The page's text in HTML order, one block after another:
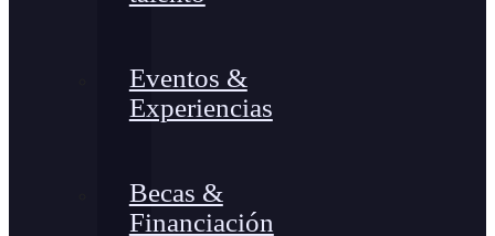
Eventos &
Experiencias
Becas &
Financiación